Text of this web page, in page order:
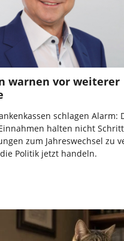
warnen vor weiterer
schlagen Alarm:
halten nicht
zum Jahreswechsel zu
Politik jetzt handeln.